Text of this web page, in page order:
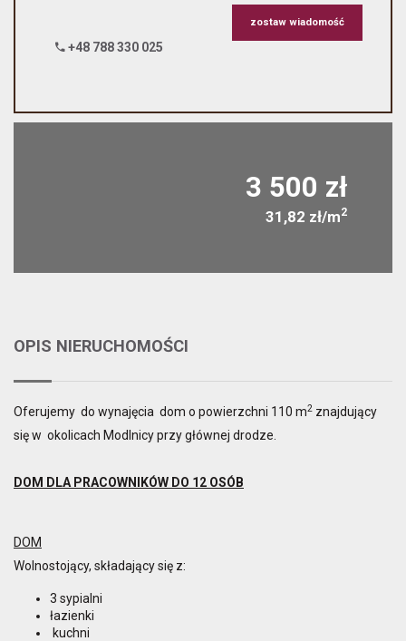
+48 788 330 025
zostaw wiadomość
3 500 zł
31,82 zł/m2
OPIS NIERUCHOMOŚCI
Oferujemy do wynajęcia dom o powierzchni 110 m2 znajdujący
się w okolicach Modlnicy przy głównej drodze.
DOM DLA PRACOWNIKÓW DO 12 OSÓB
DOM
Wolnostojący, składający się z:
3 sypialni
łazienki
kuchni